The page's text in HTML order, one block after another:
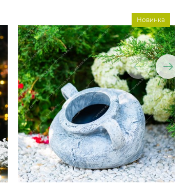
Новинка